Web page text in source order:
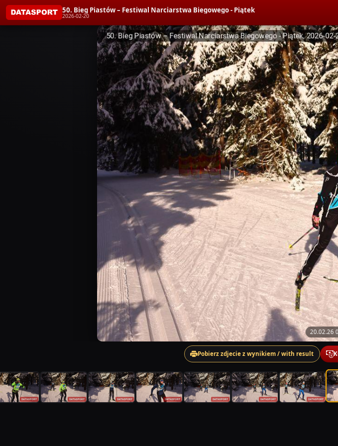
50. Bieg Piastów – Festiwal Narciarstwa Biegowego - Piątek
2026-02-20
20.02.26
Pobierz zdjecie z wynikiem / with result